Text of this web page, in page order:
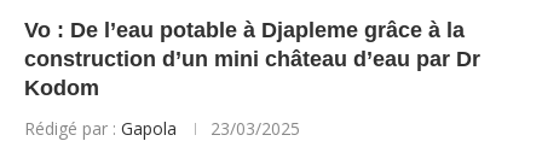
Vo : De l’eau potable à Djapleme grâce à la
construction d’un mini château d’eau par Dr
Kodom
Rédigé par : Gapola 23/03/2025